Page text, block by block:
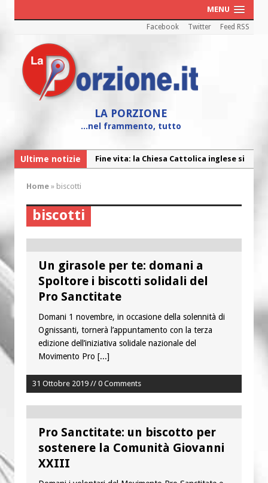
MENU
Facebook Twitter Feed RSS
LA PORZIONE
...nel frammento, tutto
Ultime notizie
Fine vita: la Chiesa Cattolica inglese si
Montesilvano: “Tanta la devozione”
“Chiediamogli di legarci al bene”
“Chiediamo al Signore di capire ciò che
è buono, giusto e santo per la nostra
vita”
anche l’Arcidiocesi di Pescara-Penne
Home » biscotti
biscotti
Un girasole per te: domani a
Spoltore i biscotti solidali del
Pro Sanctitate
Domani 1 novembre, in occasione della solennità di
Ognissanti, tornerà l’appuntamento con la terza
edizione dell’iniziativa solidale nazionale del
Movimento Pro [...]
31 Ottobre 2019 // 0 Comments
Pro Sanctitate: un biscotto per
sostenere la Comunità Giovanni
XXIII